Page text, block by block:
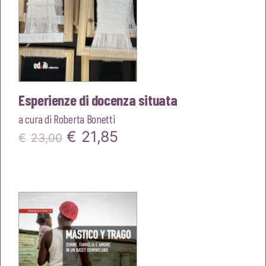
Esperienze di docenza situata
a cura di Roberta Bonetti
€ 23,00 Il
era:
€23,00.
€ 21,85
€21,85.